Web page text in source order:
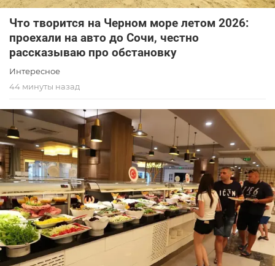
Что творится на Черном море летом 2026:
проехали на авто до Сочи, честно
рассказываю про обстановку
Интересное
44 минуты назад